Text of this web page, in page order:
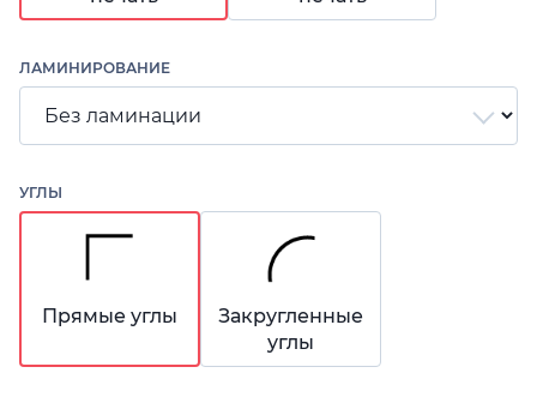
ЛАМИНИРОВАНИЕ
УГЛЫ
Прямые углы
Закругленные
углы